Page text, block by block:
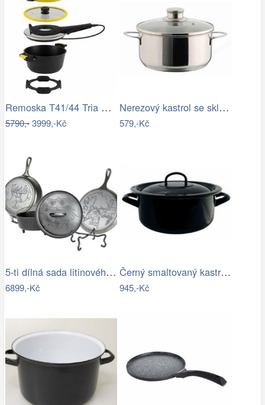
Remoska T41/44 Tria Yellow
5790,-3999,-Kč
Nerezový kastrol se skleněnou poklicí…
579,-Kč
5-ti dílná sada litinového nádobí Lodge…
6899,-Kč
Černý smaltovaný kastrol s poklicí…
945,-Kč